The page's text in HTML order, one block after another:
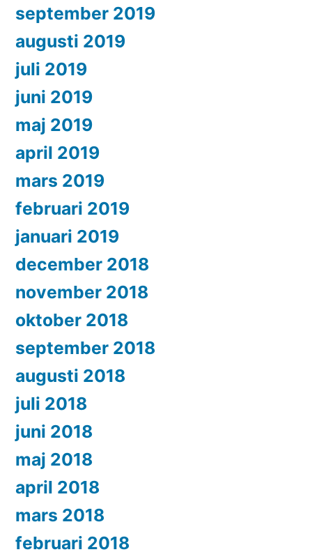
september 2019
augusti 2019
juli 2019
juni 2019
maj 2019
april 2019
mars 2019
februari 2019
januari 2019
december 2018
november 2018
oktober 2018
september 2018
augusti 2018
juli 2018
juni 2018
maj 2018
april 2018
mars 2018
februari 2018